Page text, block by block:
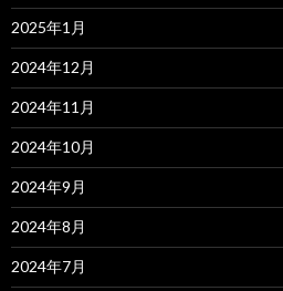
2025年1月
2024年12月
2024年11月
2024年10月
2024年9月
2024年8月
2024年7月